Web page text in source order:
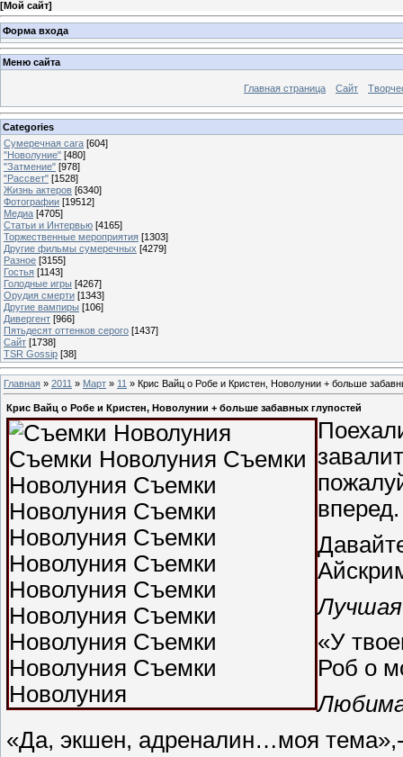
[Мой сайт]
Форма входа
Меню сайта
Главная страница Сайт
Categories
Сумеречная сага [604]
"Новолуние" [480]
"Затмение" [978]
"Рассвет" [1528]
Жизнь актеров [6340]
Фотографии [19512]
Медиа [4705]
Статьи и Интервью [4165]
Торжественные мероприятия [1303]
Другие фильмы сумеречных [4279]
Разное [3155]
Гостья [1143]
Голодные игры [4267]
Орудия смерти [1343]
Другие вампиры [106]
Дивергент [966]
Пятьдесят оттенков серого [1437]
Сайт [1738]
TSR Gossip [38]
Главная » 2011 » Март » 11 » Крис Вайц о Робе и Кристен, Новолунии + больше
Крис Вайц о Робе и Кристен, Новолунии + больше забавных глупостей
вперед.
Лучшая
«У
Роб о
«Да, экшен, адреналин…моя